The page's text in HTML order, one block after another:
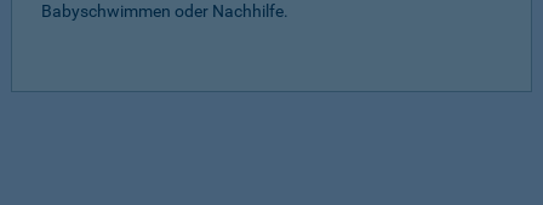
Babyschwimmen oder Nachhilfe.